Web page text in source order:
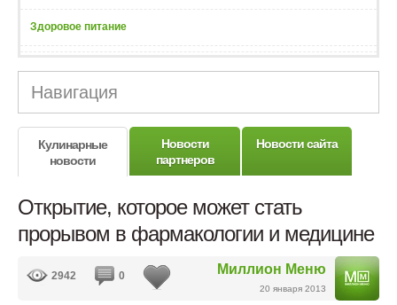
Здоровое питание
Навигация
Кулинарные
новости
Новости
партнеров
Новости сайта
Открытие, которое может стать
прорывом в фармакологии и медицине
Миллион Меню
20 января 2013
2942 0